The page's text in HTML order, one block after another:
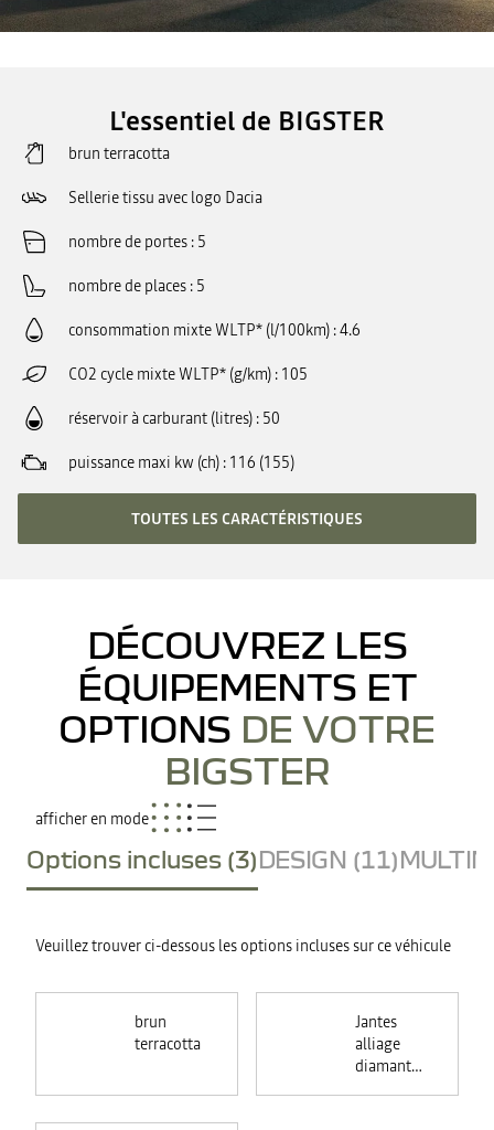
L'essentiel de BIGSTER
brun terracotta
Sellerie tissu avec logo Dacia
nombre de portes 5
nombre de places 5
consommation mixte WLTP* (l/100km) 4.6
CO2 cycle mixte WLTP* (g/km) 105
réservoir à carburant (litres) 50
puissance maxi kw (ch) 116 (155)
TOUTES LES CARACTÉRISTIQUES
DÉCOUVREZ LES
ÉQUIPEMENTS ET
OPTIONS DE VOTRE
BIGSTER
afficher en mode
Options incluses (3)DESIGN (11)
Veuillez trouver ci-dessous les options incluses sur ce véhicule
brun
terracotta
Jantes
alliage
diamantées